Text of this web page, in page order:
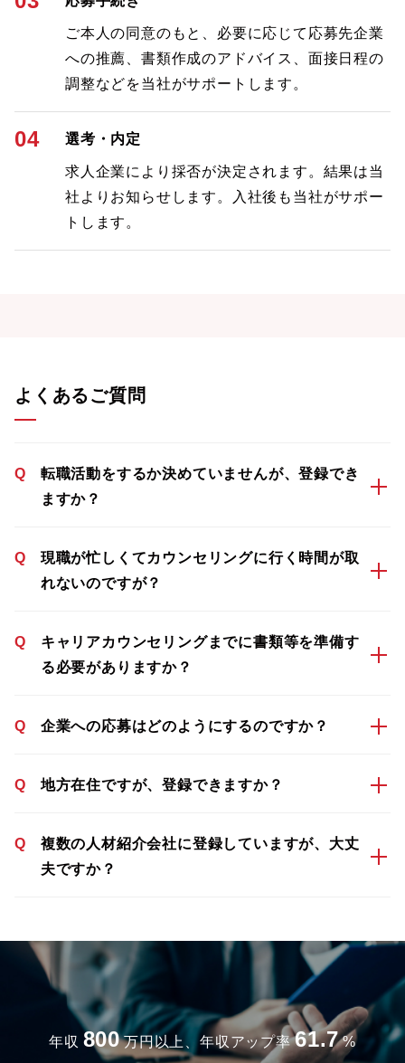
ご本人の同意のもと、必要に応じて応募先企業
への推薦、書類作成のアドバイス、面接日程の
調整などを当社がサポートします。
04 選考・内定
求人企業により採否が決定されます。結果は当
社よりお知らせします。入社後も当社がサポー
トします。
よくあるご質問
Q
転職活動をするか決めていませんが、登録でき
ますか？
Q
現職が忙しくてカウンセリングに行く時間が取
れないのですが？
Q
キャリアカウンセリングまでに書類等を準備す
る必要がありますか？
Q 企業への応募はどのようにするのですか？
Q 地方在住ですが、登録できますか？
Q
複数の人材紹介会社に登録していますが、大丈
夫ですか？
年収 800 万円以上、年収アップ率 61.7 %